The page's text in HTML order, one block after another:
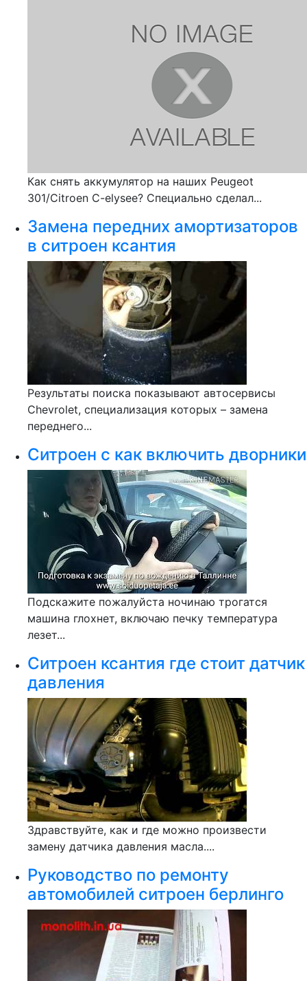
Как снять аккумулятор на наших Peugeot
301/Citroen C-elysee? Специально сделал...
Замена передних амортизаторов
в ситроен ксантия
Результаты поиска показывают автосервисы
Chevrolet, специализация которых – замена
переднего...
Ситроен с как включить дворники
Подскажите пожалуйста ночинаю трогатся
машина глохнет, включаю печку температура
лезет...
Ситроен ксантия где стоит датчик
давления
Здравствуйте, как и где можно произвести
замену датчика давления масла....
Руководство по ремонту
автомобилей ситроен берлинго